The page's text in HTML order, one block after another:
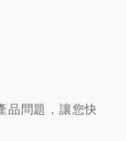
品問題，讓您快